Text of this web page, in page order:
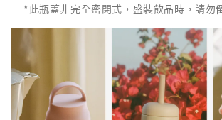
*此瓶蓋非完全密閉式，盛裝飲品時，請勿